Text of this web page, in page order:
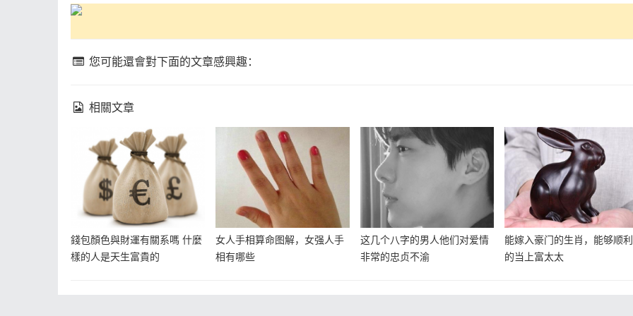
您可能還會對下面的文章感興趣：
相關文章
錢包顏色與財運有關系嗎 什麼
樣的人是天生富貴的
女人手相算命图解，女强人手
相有哪些
这几个八字的男人他们对爱情
非常的忠贞不渝
能嫁入豪门的生肖，能够顺利
的当上富太太